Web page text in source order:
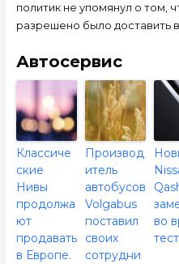
политик не упомянул о том,
разрешено было доставить
Автосервис
Классиче
ские
Нивы
продолжа
ют
продавать
в Европе.
Производ
итель
автобусов
Volgabus
поставил
своих
сотрудни
во